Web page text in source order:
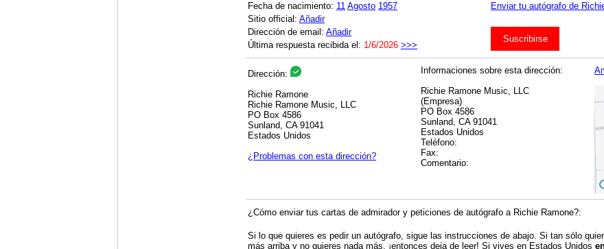
Fecha de nacimiento: 11 Agosto 1957
Enviar tu autógrafo de
Sitio official: Añadir
Dirección de email: Añadir
Suscribirse
Última respuesta recibida el: 1/6/2026 >>>
Dirección:
Richie Ramone
Richie Ramone Music, LLC
PO Box 4586
Sunland, CA 91041
Estados Unidos
¿Problemas con esta dirección?
Informaciones sobre esta dirección:
Richie Ramone Music, LLC
(Empresa)
PO Box 4586
Sunland, CA 91041
Estados Unidos
Teléfono:
Fax:
Comentario:
¿Cómo enviar tus cartas de admirador y peticiones de autógrafo a Richie Ramone?:
Si lo que quieres es pedir un autógrafo, sigue las instrucciones de abajo. Si tan sólo
más arriba y no quieres nada más, ¡entonces deja de leer! Si vives en Estados Unidos